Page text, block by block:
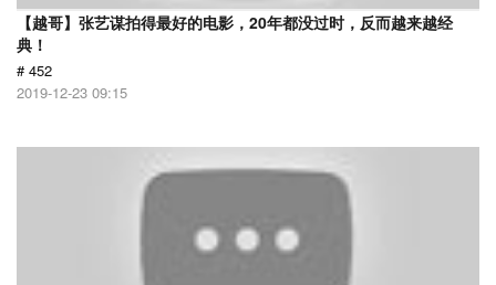
【越哥】张艺谋拍得最好的电影，20年都没过时，反而越来越经
典！
# 452
2019-12-23 09:15